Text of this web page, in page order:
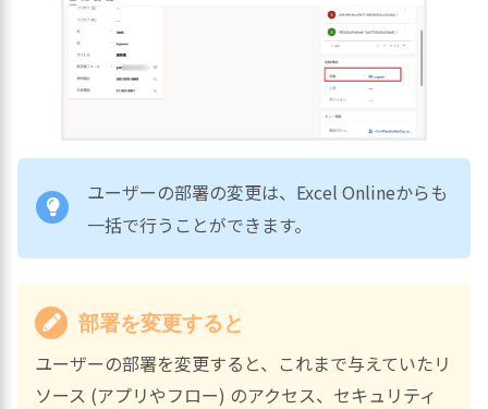
ユーザーの部署の変更は、Excel Onlineからも
一括で行うことができます。
部署を変更すると
ユーザーの部署を変更すると、これまで与えていたリ
ソース (アプリやフロー) のアクセス、セキュリティ